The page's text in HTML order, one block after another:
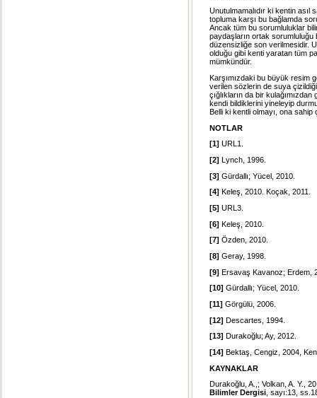
Unutulmamalıdır ki kentin asıl
topluma karşı bu bağlamda
Ancak tüm bu sorumluluklar
paydaşların ortak sorumluluğu
düzensizliğe son verilmesidir.
olduğu gibi kenti yaratan tüm
mümkündür.
Karşımızdaki bu büyük resim
verilen sözlerin de suya
çığlıkların da bir
kendi bildiklerini yineleyip
Belli ki kentli olmayı, ona
NOTLAR
[1] URL1.
[2] Lynch, 1996.
[3] Gürdallı; Yücel, 2010.
[4] Keleş, 2010. Koçak, 2011.
[5] URL3.
[6] Keleş, 2010.
[7] Özden, 2010.
[8] Geray, 1998.
[9] Ersavaş Kavanoz; Erdem,
[10] Gürdallı; Yücel, 2010.
[11] Görgülü, 2006.
[12] Descartes, 1994.
[13] Durakoğlu; Ay, 2012.
[14] Bektaş, Cengiz, 2004,
KAYNAKLAR
Durakoğlu, A.,; Volkan, A. Y.,
Bilimler Dergisi , sayı:13,